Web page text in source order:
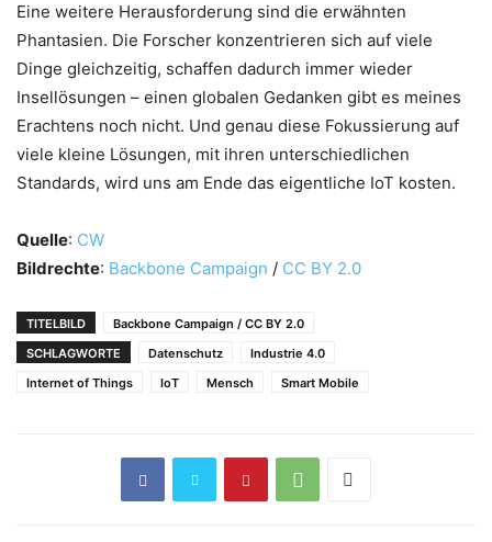
Eine weitere Herausforderung sind die erwähnten
Phantasien. Die Forscher konzentrieren sich auf viele
Dinge gleichzeitig, schaffen dadurch immer wieder
Insellösungen – einen globalen Gedanken gibt es meines
Erachtens noch nicht. Und genau diese Fokussierung auf
viele kleine Lösungen, mit ihren unterschiedlichen
Standards, wird uns am Ende das eigentliche IoT kosten.
Quelle: CW
Bildrechte: Backbone Campaign / CC BY 2.0
TITELBILD
Backbone Campaign / CC BY 2.0
SCHLAGWORTE
Datenschutz
Industrie 4.0
Internet of Things
IoT Mensch Smart Mobile